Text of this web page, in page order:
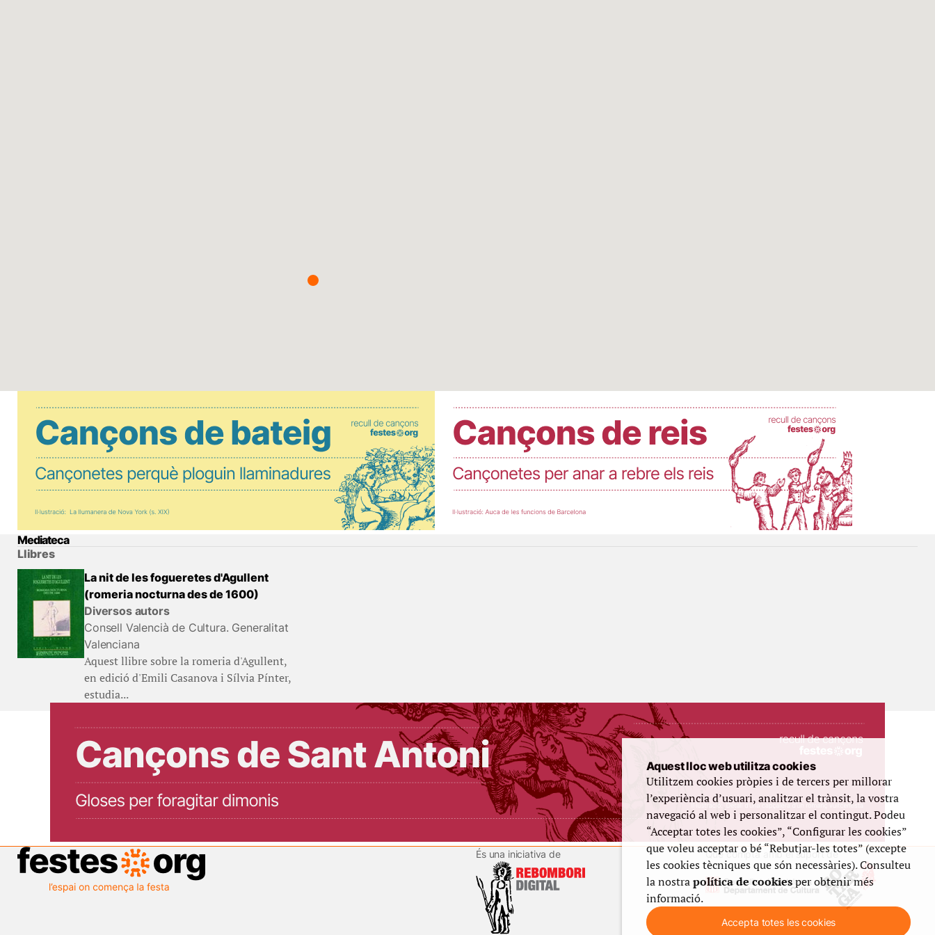
Mediateca
Llibres
La nit de les fogueretes d'Agullent
(romeria nocturna des de 1600)
Diversos autors
Consell Valencià de Cultura. Generalitat
Valenciana
Aquest llibre sobre la romeria d'Agullent,
en edició d'Emili Casanova i Sílvia Pínter,
estudia...
És una iniciativa de Que compta amb el suport de
Aquest lloc web utilitza cookies
Utilitzem cookies pròpies i de tercers per millorar
l’experiència d’usuari, analitzar el trànsit, la vostra
navegació al web i personalitzar el contingut. Podeu
“Acceptar totes les cookies”, “Configurar les cookies”
que voleu acceptar o bé “Rebutjar-les totes” (excepte
les cookies tècniques que són necessàries). Consulteu
la nostrapolítica de cookiesper obtenir més
informació.
Accepta totes les cookies